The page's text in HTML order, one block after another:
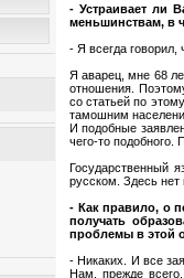
- Устраивает ли
меньшинствам, в
- Я всегда говорил,
Я аварец, мне 68
отношения.
со статьей по
тамошним
И подобные
чего-то подобного.
Государственный
русском. Здесь нет
- Как правило, о
получать
проблемы в этой
- Никаких. И все
Нам, прежде